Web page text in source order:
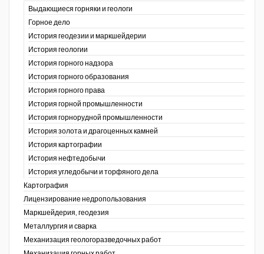
Выдающиеся горняки и геологи
Горное дело
История геодезии и маркшейдерии
История геологии
История горного надзора
История горного образования
История горного права
История горной промышленности
История горнорудной промышленности
История золота и драгоценных камней
История картографии
История нефтедобычи
История угледобычи и торфяного дела
Картография
Лицензирование недропользования
Маркшейдерия, геодезия
Металлургия и сварка
Механизация геологоразведочных работ